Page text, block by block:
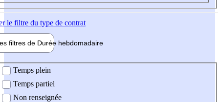
le filtre du type de contrat
filtres de Durée hebdomadaire
Temps plein
Temps partiel
Non renseignée